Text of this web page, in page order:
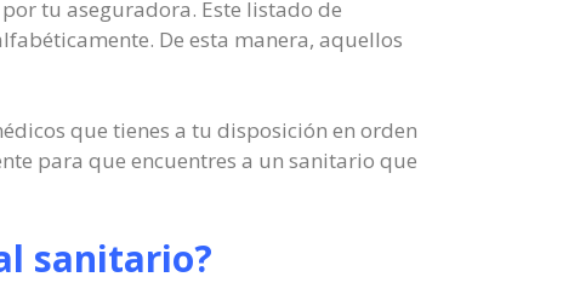
tu aseguradora. Este listado de
De esta manera, aquellos
que tienes a tu disposición en orden
para que encuentres a un sanitario que
sanitario?